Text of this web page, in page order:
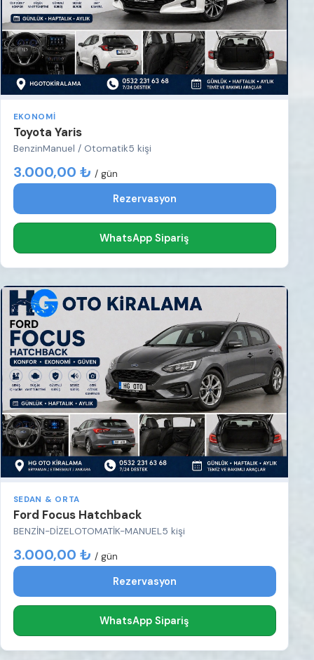
EKONOMI
Toyota Yaris
BenzinManuel / Otomatik5 kişi
3.000,00 ₺ / gün
Rezervasyon
WhatsApp Sipariş
SEDAN & ORTA
Ford Focus Hatchback
BENZİN-DİZELOTOMATİK-MANUEL5 kişi
3.000,00 ₺ / gün
Rezervasyon
WhatsApp Sipariş